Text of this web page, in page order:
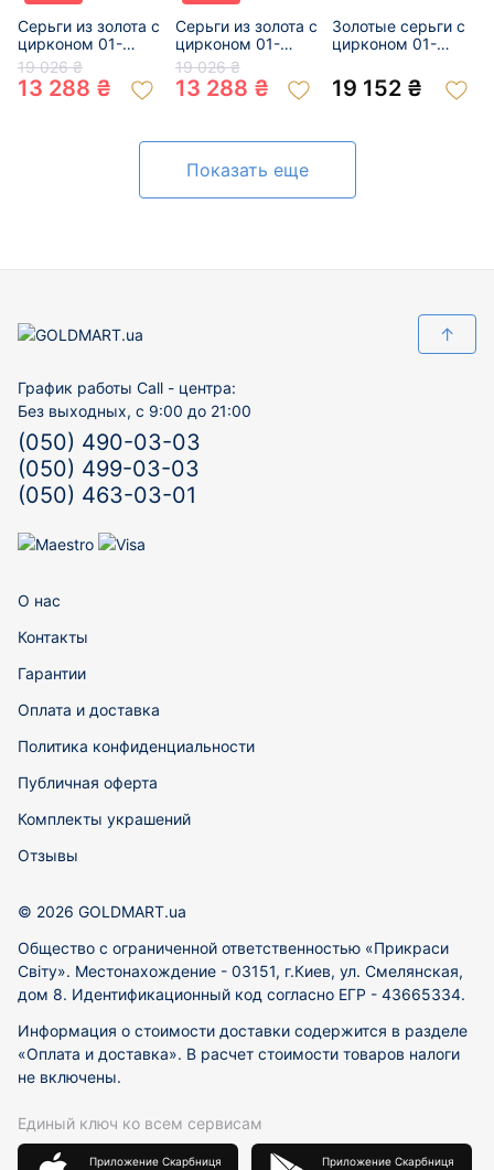
Серьги из золота с
цирконом 01-
200292264
19 026 ₴
13 288 ₴
Серьги из золота с
цирконом 01-
200299278
19 026 ₴
13 288 ₴
Золотые серьги с
цирконом 01-
19 152 ₴
Показать еще
↑
График работы Call - центра:
Без выходных, с 9:00 до 21:00
(050) 490-03-03
(050) 499-03-03
(050) 463-03-01
О нас
Контакты
Гарантии
Оплата и доставка
Политика конфиденциальности
Публичная оферта
Комплекты украшений
Отзывы
© 2026 GOLDMART.ua
Общество с ограниченной ответственностью «Прикраси
Світу». Местонахождение - 03151, г.Киев, ул. Смелянская,
дом 8. Идентификационный код согласно ЕГР - 43665334.
Информация о стоимости доставки содержится в разделе
«Оплата и доставка». В расчет стоимости товаров налоги
не включены.
Единый ключ ко всем сервисам
Приложение Скарбниця Приложение Скарбниця